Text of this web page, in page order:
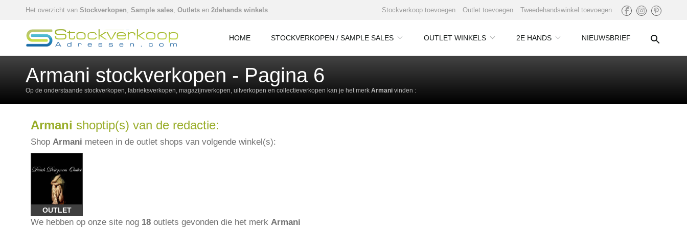
Het overzicht van Stockverkopen, Sample sales, Outlets en 2dehands winkels. Stockverkoop toevoegen Outlet toevoegen Tweedehandswinkel toevoegen
HOME STOCKVERKOPEN / SAMPLE SALES OUTLET WINKELS 2E HANDS NIEUWSBRIEF
Armani stockverkopen - Pagina 6
Op de onderstaande stockverkopen, fabrieksverkopen, magazijnverkopen, uitverkopen en collectieverkopen kan je het merk Armani vinden :
Armani shoptip(s) van de redactie:
Shop Armani meteen in de outlet shops van volgende winkel(s):
OUTLET
We hebben op onze site nog 18 outlets gevonden die het merk Armani